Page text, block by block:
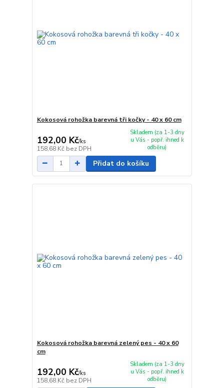
Kokosová rohožka barevná tři kočky - 40 x 60 cm
192,00 Kč/ks
158,68 Kč bez DPH
Skladem (za 1-3 dny
u Vás - popř. ihned k
odběru)
Přidat do košíku
Kokosová rohožka barevná zelený pes - 40 x 60
cm
192,00 Kč/ks
158,68 Kč bez DPH
Skladem (za 1-3 dny
u Vás - popř. ihned k
odběru)